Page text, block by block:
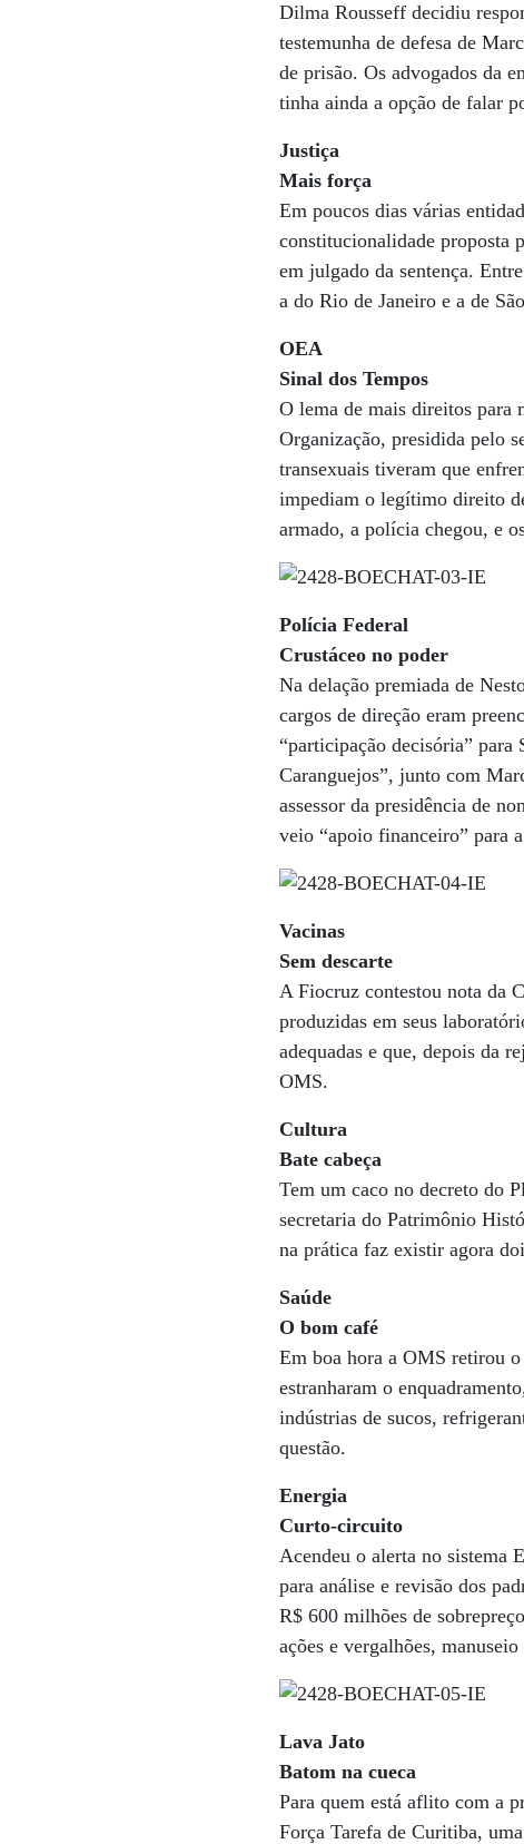
Dilma Rousseff decidiu
testemunha de defesa de
de prisão. Os advogados da
tinha ainda a opção de falar
Justiça
Mais força
Em poucos dias várias
constitucionalidade proposta
em julgado da sentença.
a do Rio de Janeiro e a de
OEA
Sinal dos Tempos
O lema de mais direitos para
Organização, presidida pelo
transexuais tiveram que
impediam o legítimo direito
armado, a polícia chegou, e
Polícia Federal
Crustáceo no poder
Na delação premiada de
cargos de direção eram
“participação decisória”
Caranguejos”, junto com
assessor da presidência de
veio “apoio financeiro” para
Vacinas
Sem descarte
A Fiocruz contestou nota da
produzidas em seus
adequadas e que, depois da
OMS.
Cultura
Bate cabeça
Tem um caco no decreto do
secretaria do Patrimônio
na prática faz existir agora
Saúde
O bom café
Em boa hora a OMS retirou o
estranharam o
indústrias de sucos,
questão.
Energia
Curto-circuito
Acendeu o alerta no sistema
para análise e revisão dos
R$ 600 milhões de
ações e vergalhões,
Lava Jato
Batom na cueca
Para quem está aflito com a
Força Tarefa de Curitiba,